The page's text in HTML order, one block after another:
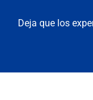
Deja que los